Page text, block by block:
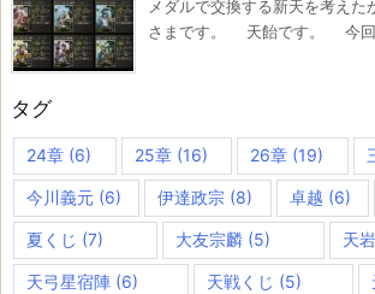
メダルで交換する新天を考え
さまです。 天飴です。 今
タグ
24章 (6) 25章(16) 26章 (19)
今川義元 (6) 伊達政宗 (8) 卓越 (6)
夏くじ (7) 大友宗麟 (5) 天
天弓星宿陣 (6) 天戦くじ (5)